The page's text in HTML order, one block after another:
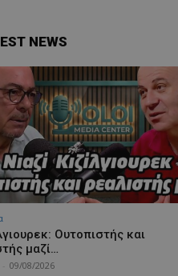
NEWS
Ουτοπιστής και
μαζί…
09/08/2026